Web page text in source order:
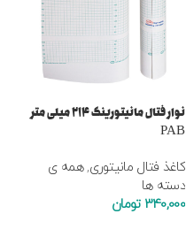
نوار فتال مانیتورینگ ۲۱۴ میلی متر
PAB
کاغذ فتال مانیتوری,همه ی
دسته ها
340,000 تومان